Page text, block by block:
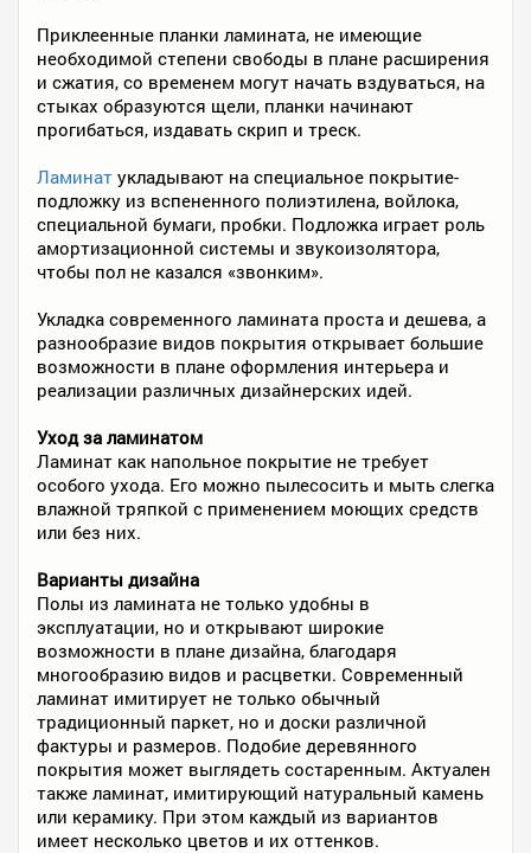
Приклеенные планки ламината, не имеющие
необходимой степени свободы в плане расширения
и сжатия, со временем могут начать вздуваться, на
стыках образуются щели, планки начинают
прогибаться, издавать скрип и треск.
Ламинат укладывают на специальное покрытие-
подложку из вспененного полиэтилена, войлока,
специальной бумаги, пробки. Подложка играет роль
амортизационной системы и звукоизолятора,
чтобы пол не казался «звонким».
Укладка современного ламината проста и дешева, а
разнообразие видов покрытия открывает большие
возможности в плане оформления интерьера и
реализации различных дизайнерских идей.
Уход за ламинатом
Ламинат как напольное покрытие не требует
особого ухода. Его можно пылесосить и мыть слегка
влажной тряпкой с применением моющих средств
или без них.
Варианты дизайна
Полы из ламината не только удобны в
эксплуатации, но и открывают широкие
возможности в плане дизайна, благодаря
многообразию видов и расцветки. Современный
ламинат имитирует не только обычный
традиционный паркет, но и доски различной
фактуры и размеров. Подобие деревянного
покрытия может выглядеть состаренным. Актуален
также ламинат, имитирующий натуральный камень
или керамику. При этом каждый из вариантов
имеет несколько цветов и их оттенков.